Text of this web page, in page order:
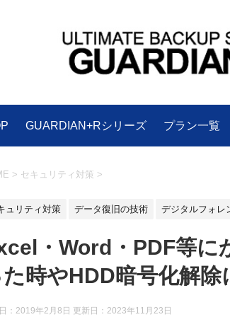
GUARDIAN+Rシリーズ プラン一覧
> セキュリティ対策 >
ュリティ対策 データ復旧の技術 デジタルフォレ
・Word・PDF等に
た時やHDD暗号化解除
：2019年2月8日 更新日： 2023年11月23日